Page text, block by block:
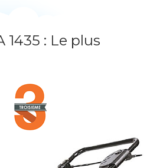
1435 : Le plus